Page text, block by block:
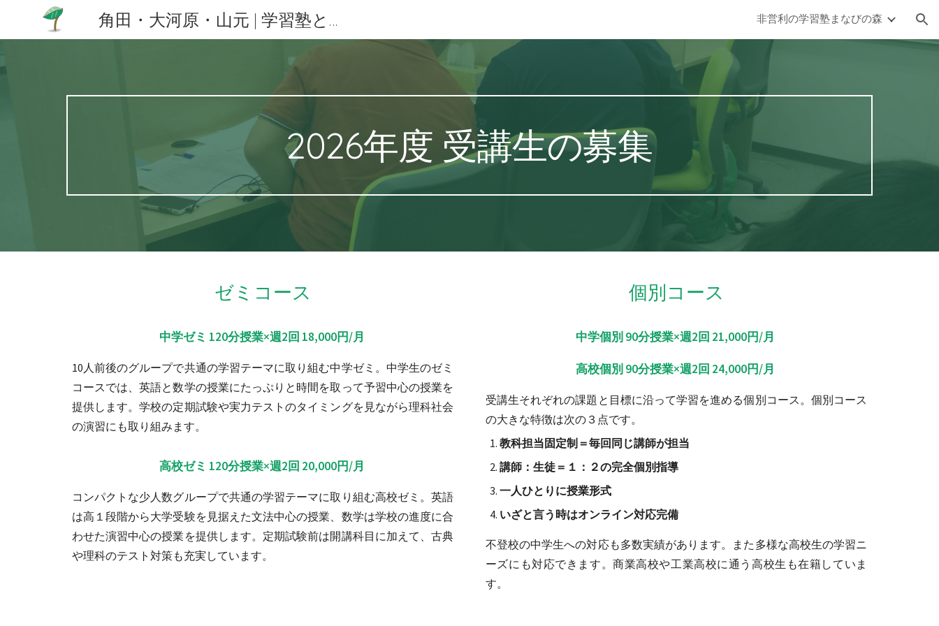
Skip to main content
角田・大河原・山元 | 学習塾と学習支援 | まなびの森 非営利の学習塾まなびの森
2026年度 受講生の募集
ゼミコース
中学ゼミ 120分授業×週2回 18,000円/月
10人前後のグループで共通の学習テーマに取り組む中学ゼミ。中学生のゼミ
コースでは、英語と数学の授業にたっぷりと時間を取って予習中心の授業を
提供します。学校の定期試験や実力テストのタイミングを見ながら理科社会
の演習にも取り組みます。
高校ゼミ 120分授業×週2回 20,000円/月
コンパクトな少人数グループで共通の学習テーマに取り組む高校ゼミ。英語
は高１段階から大学受験を見据えた文法中心の授業、数学は学校の進度に合
わせた演習中心の授業を提供します。定期試験前は開講科目に加えて、古典
や理科のテスト対策も充実しています。
個別コース
中学個別 90分授業×週2回 21,000円/月
高校個別 90分授業×週2回 24,000円/月
受講生それぞれの課題と目標に沿って学習を進める個別コース。個別コース
の大きな特徴は次の３点です。
教科担当固定制＝毎回同じ講師が担当
講師：生徒＝１：２の完全個別指導
一人ひとりに授業形式
いざと言う時はオンライン対応完備
不登校の中学生への対応も多数実績があります。また 多様な高校生の学習ニ
ーズにも対応できます。商業高校や工業高校に通う高校生も在籍していま
す。